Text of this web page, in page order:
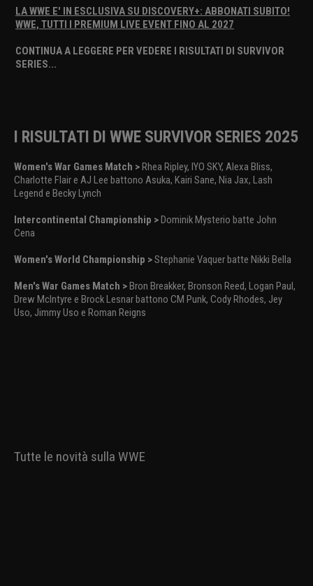
LA WWE E' IN ESCLUSIVA SU DISCOVERY+: ABBONATI SUBITO!
WWE, TUTTI I PREMIUM LIVE EVENT FINO AL 2027
CONTINUA A LEGGERE PER VEDERE I RISULTATI DI SURVIVOR
SERIES...
I RISULTATI DI WWE SURVIVOR SERIES 2025
Women's War Games Match >Rhea Ripley, IYO SKY, Alexa Bliss,
Charlotte Flair e AJ Lee battono Asuka, Kairi Sane, Nia Jax, Lash
Legend e Becky Lynch
Intercontinental Championship >Dominik Mysterio batte John
Cena
Women's World Championship >Stephanie Vaquer batte Nikki Bella
Men's War Games Match >Bron Breakker, Bronson Reed, Logan Paul,
Drew McIntyre e Brock Lesnar battono CM Punk, Cody Rhodes, Jey
Uso, Jimmy Uso e Roman Reigns
Tutte le novità sulla WWE